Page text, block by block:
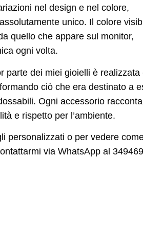
nel design e nel colore,
unico. Il colore
quello che appare sul monitor,
ogni volta.
parte dei miei gioielli è realizzata
ciò che era destinato a
Ogni accessorio
e rispetto per l’ambiente.
personalizzati o per vedere
via WhatsApp al